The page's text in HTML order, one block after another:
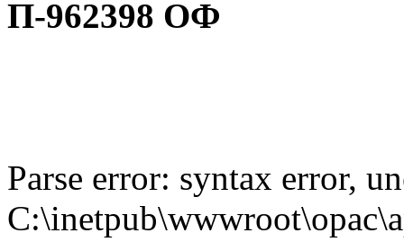
П-962398 ОФ
Parse error: syntax error,